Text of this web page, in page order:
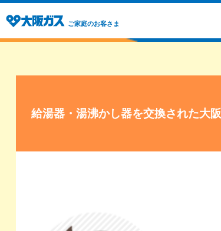
ご家庭のお客さま
給湯器・湯沸かし器を交換された大